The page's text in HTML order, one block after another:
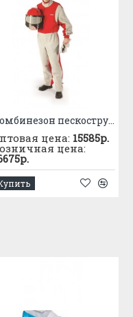
2013 , ГОСТ 12.4.250-
Комбинезон пескоструйщика
цена: 15585р.
цена: